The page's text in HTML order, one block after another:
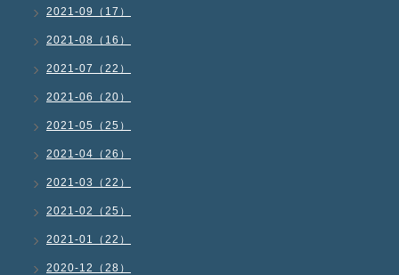
2021-09（17）
2021-08（16）
2021-07（22）
2021-06（20）
2021-05（25）
2021-04（26）
2021-03（22）
2021-02（25）
2021-01（22）
2020-12（28）